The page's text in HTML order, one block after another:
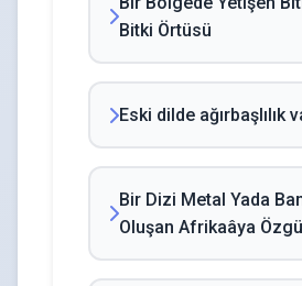
Bitki Örtüsü
Eski dilde ağırbaşlılık
Bir Dizi Metal Yada
Oluşan Afrikaâya